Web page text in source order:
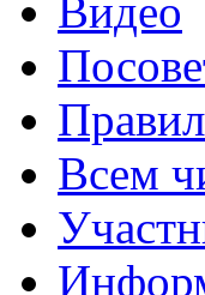
Видео
Всем